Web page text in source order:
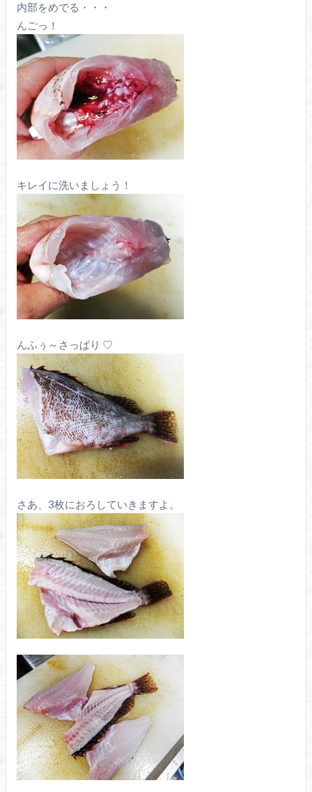
内部をめでる・・・
んごっ！
キレイに洗いましょう！
んふぅ～さっぱり ♡
さあ、3枚におろしていきますよ。